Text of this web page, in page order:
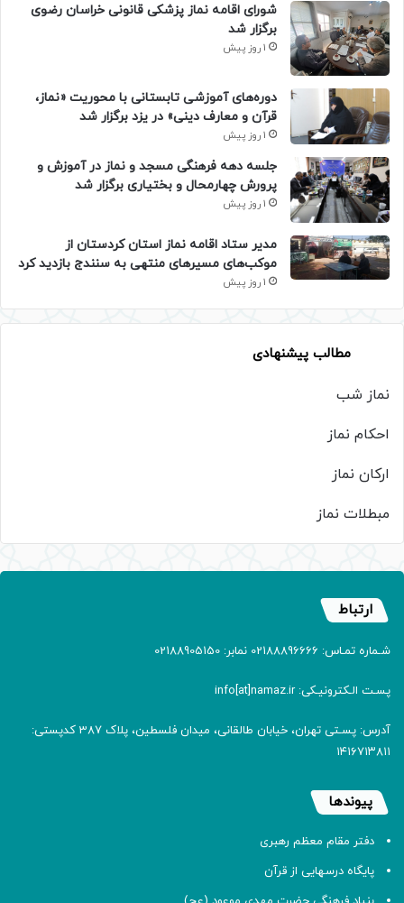
شورای اقامه نماز پزشکی قانونی خراسان رضوی
برگزار شد
1 روز پیش
دوره‌های آموزشی تابستانی با محوریت «نماز،
قرآن و معارف دینی» در یزد برگزار شد
1 روز پیش
جلسه دهه فرهنگی مسجد و نماز در آموزش و
پرورش چهارمحال و بختیاری برگزار شد
1 روز پیش
مدیر ستاد اقامه نماز استان کردستان از
موکب‌های مسیرهای منتهی به سنندج بازدید کرد
1 روز پیش
مطالب پیشنهادی
نماز شب
احکام نماز
ارکان نماز
مبطلات نماز
ارتباط
شـماره تمـاس: 02188896666 نمابر: 02188905150
پسـت الـکترونیـکی: info[at]namaz.ir
آدرس: پسـتی تهران، خیابان طالقانی، میدان فلسطین، پلاک 387 کدپستی:
۱۴۱۶۷۱۳۸۱۱
پیوندها
دفتر مقام معظم رهبری
پایگاه درسهایی از قرآن